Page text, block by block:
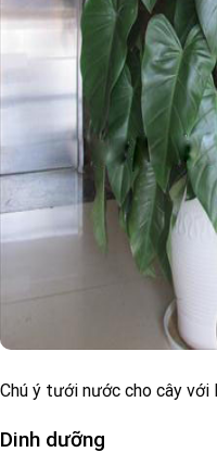
Chú ý tưới nước cho cây
Dinh dưỡng